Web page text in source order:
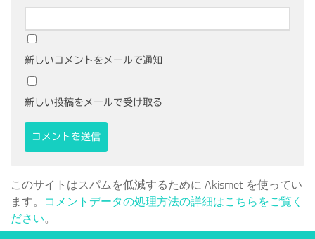
新しいコメントをメールで通知
新しい投稿をメールで受け取る
このサイトはスパムを低減するために Akismet を使ってい
ます。
コメントデータの処理方法の詳細はこちらをご覧く
ださい。